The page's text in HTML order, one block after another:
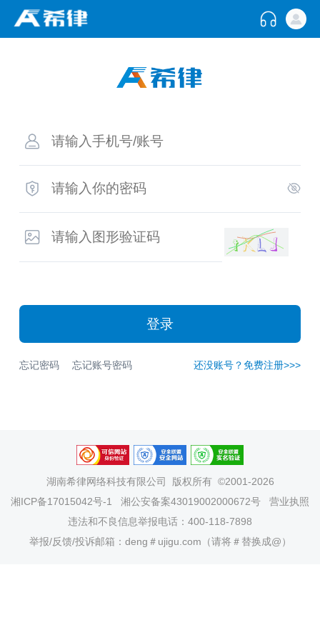
登录
忘记密码 忘记账号密码 还没账号？免费注册>>>
湖南希律网络科技有限公司
版权所有 ©2001-2026
湘ICP备17015042号-1
湘公安备案43019002000672号
营业执照
违法和不良信息举报电话：400-118-7898
举报/反馈/投诉邮箱：deng＃ujigu.com（请将＃替换成@）